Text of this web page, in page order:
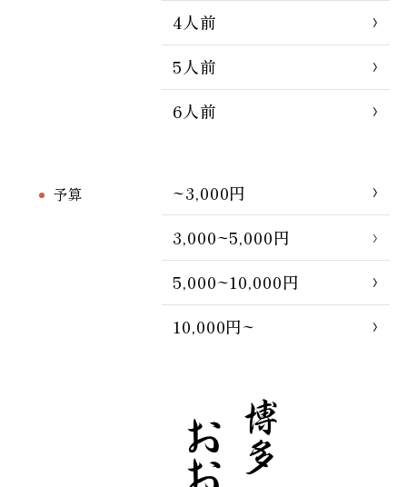
4人前
5人前
6人前
予算
~3,000円
3,000~5,000円
5,000~10,000円
10,000円~